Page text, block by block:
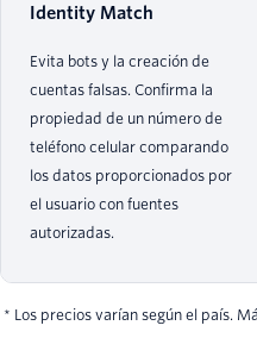
Identity Match
Evita bots y la creación de
cuentas falsas. Confirma la
propiedad de un número de
teléfono celular comparando
los datos proporcionados por
el usuario con fuentes
autorizadas.
* Los precios varían según el país.